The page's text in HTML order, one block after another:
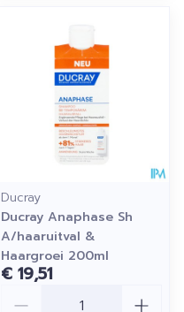
Ducray
Ducray Anaphase Sh
A/haaruitval &
Haargroei 200ml
€ 19,51